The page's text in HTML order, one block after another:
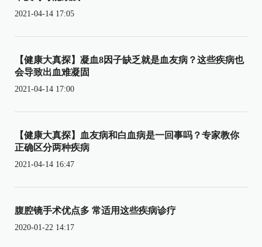
2021-04-14 17:05
【健康大真探】凝血8因子缺乏就是血友病？这些疾病也
会导致出血难凝固
2021-04-14 17:00
【健康大真探】血友病和白血病是一回事吗？专家教你
正确区分两种疾病
2021-04-14 16:47
腹腔镜手术优点多 常适用这些疾病诊疗
2020-01-22 14:17